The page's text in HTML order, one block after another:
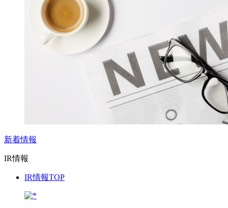
新着情報
IR情報
IR情報TOP